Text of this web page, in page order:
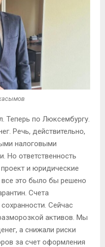
Теперь по Люксембургу.
Речь, действительно,
налоговыми
Но ответственность
и юридические
это было бы решено
Счета
Сейчас
активов. Мы
а снижали риски
за счет оформления